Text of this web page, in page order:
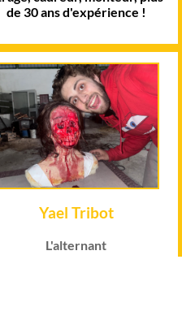
de 30 ans d'expérience !
Yael Tribot
L'alternant